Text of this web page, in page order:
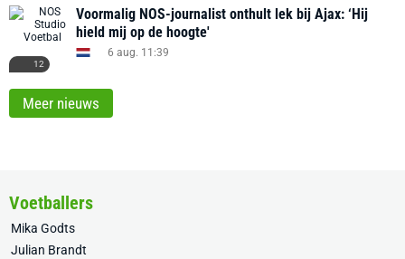
12
Voormalig NOS-journalist onthult lek bij Ajax: ‘Hij
hield mij op de hoogte'
6 aug. 11:39
Meer nieuws
Voetballers
Mika Godts
Julian Brandt